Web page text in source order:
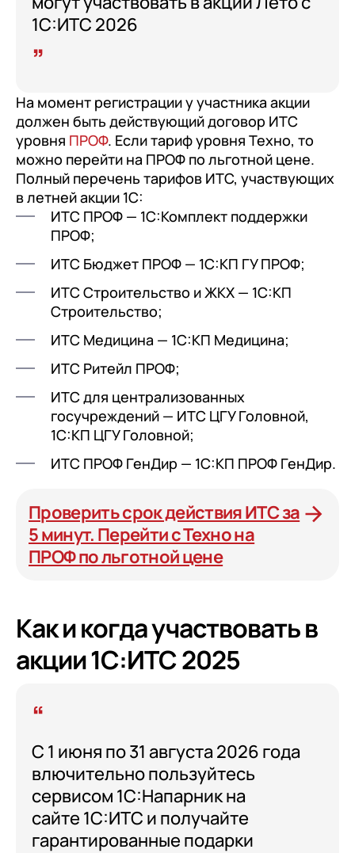
1С:ИТС 2026
На момент регистрации у участника акции
должен быть действующий договор ИТС
уровня ПРОФ. Если тариф уровня Техно, то
можно перейти на ПРОФ по льготной цене.
Полный перечень тарифов ИТС, участвующих
в летней акции 1С:
ИТС ПРОФ — 1С:Комплект поддержки
ПРОФ;
ИТС Бюджет ПРОФ — 1С:КП ГУ ПРОФ;
ИТС Строительство и ЖКХ — 1С:КП
Строительство;
ИТС Медицина — 1С:КП Медицина;
ИТС Ритейл ПРОФ;
ИТС для централизованных
госучреждений — ИТС ЦГУ Головной,
1С:КП ЦГУ Головной;
ИТС ПРОФ ГенДир — 1С:КП ПРОФ ГенДир.
Проверить срок действия ИТС за
5 минут. Перейти с Техно на
ПРОФ по льготной цене
Как и когда участвовать в
акции 1С:ИТС 2025
С 1 июня по 31 августа 2026 года
влючительно пользуйтесь
сервисом 1С:Напарник на
сайте 1С:ИТС и получайте
гарантированные подарки
Переход с Terrasoft CRM на 1С:CRM или
документооборот (КЭДО)
1С:Кабинет сотрудника
Управление финансами (FRP)
1С:Управление холдингом
WA:Финансист
Отраслевые решения
Легкая логистика
1С:Аналитика
Управление взаимоотношениями с
Лицензии 1С
1С:Контрагент
1С-Отчетность
1С:Фреш
Прочие отрасли
Контакты
Релокация
Отзывы сотрудников